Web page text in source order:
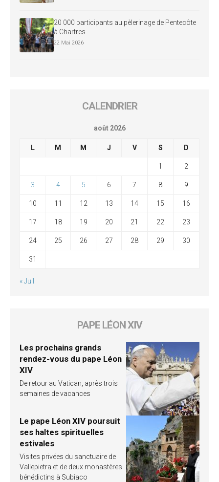
20 000 participants au pèlerinage de Pentecôte
à Chartres
22 Mai 2026
CALENDRIER
août 2026
L M M J V S D
1 2
3 4 5 6 7 8 9
10 11 12 13 14 15 16
17 18 19 20 21 22 23
24 25 26 27 28 29 30
31
« Juil
PAPE LÉON XIV
Les prochains grands
rendez-vous du pape Léon
XIV
De retour au Vatican, après trois
semaines de vacances
Le pape Léon XIV poursuit
ses haltes spirituelles
estivales
Visites privées du sanctuaire de
Vallepietra et de deux monastères
bénédictins à Subiaco